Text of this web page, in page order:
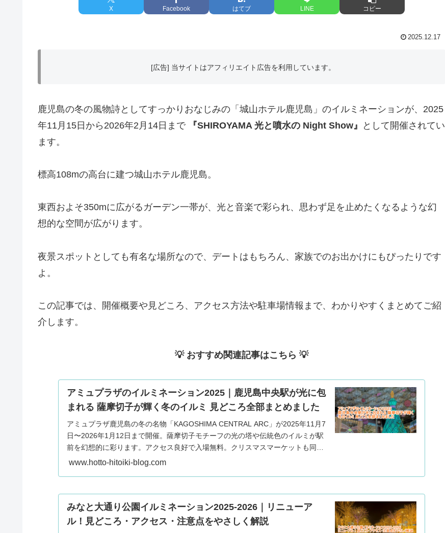
X Facebook はてブ LINE コピー
2025.12.17
[広告] 当サイトはアフィリエイト広告を利用しています。
鹿児島の冬の風物詩としてすっかりおなじみの「城山ホテル鹿児島」のイルミネーションが、2025
年11月15日から2026年2月14日まで
『SHIROYAMA 光と噴水の Night Show』
として開催されてい
ます。
標高108mの高台に建つ城山ホテル鹿児島。
東西およそ350mに広がるガーデン一帯が、光と音楽で彩られ、思わず足を止めたくなるような幻
想的な空間が広がります。
夜景スポットとしても有名な場所なので、デートはもちろん、家族でのお出かけにもぴったりです
よ。
この記事では、開催概要や見どころ、アクセス方法や駐車場情報まで、わかりやすくまとめてご紹
介します。
💡 おすすめ関連記事はこちら 💡
アミュプラザのイルミネーション2025｜鹿児島中央駅が光に包
まれる 薩摩切子が輝く冬のイルミ 見どころ全部まとめました
アミュプラザ鹿児島の冬の名物「KAGOSHIMA CENTRAL ARC」が2025年11月7
日〜2026年1月12日まで開催。薩摩切子モチーフの光の塔や伝統色のイルミが駅
前を幻想的に彩ります。アクセス良好で入場無料。クリスマスマーケットも同時
期に開催され、光・グルメ・雑貨が楽しめる冬のおでかけに最適なスポットで
www.hotto-hitoiki-blog.com
みなと大通り公園イルミネーション2025-2026｜リニューア
ル！見どころ・アクセス・注意点をやさしく解説